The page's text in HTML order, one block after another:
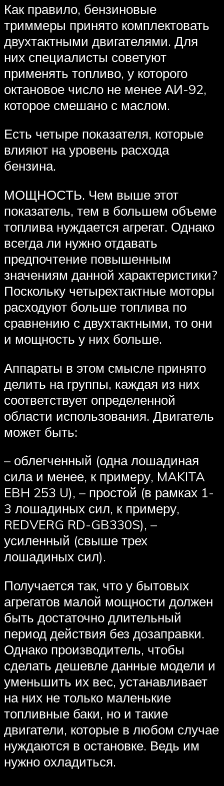
Как правило, бензиновые
триммеры принято комплектовать
двухтактными двигателями. Для
них специалисты советуют
применять топливо, у которого
октановое число не менее АИ-92,
которое смешано с маслом.
Есть четыре показателя, которые
влияют на уровень расхода
бензина.
МОЩНОСТЬ. Чем выше этот
показатель, тем в большем объеме
топлива нуждается агрегат. Однако
всегда ли нужно отдавать
предпочтение повышенным
значениям данной характеристики?
Поскольку четырехтактные моторы
расходуют больше топлива по
сравнению с двухтактными, то они
и мощность у них больше.
Аппараты в этом смысле принято
делить на группы, каждая из них
соответствует определенной
области использования. Двигатель
может быть:
– облегченный (одна лошадиная
сила и менее, к примеру, MAKITA
EBH 253 U), – простой (в рамках 1-
3 лошадиных сил, к примеру,
REDVERG RD-GB330S), –
усиленный (свыше трех
лошадиных сил).
Получается так, что у бытовых
агрегатов малой мощности должен
быть достаточно длительный
период действия без дозаправки.
Однако производитель, чтобы
сделать дешевле данные модели и
уменьшить их вес, устанавливает
на них не только маленькие
топливные баки, но и такие
двигатели, которые в любом случае
нуждаются в остановке. Ведь им
нужно охладиться.